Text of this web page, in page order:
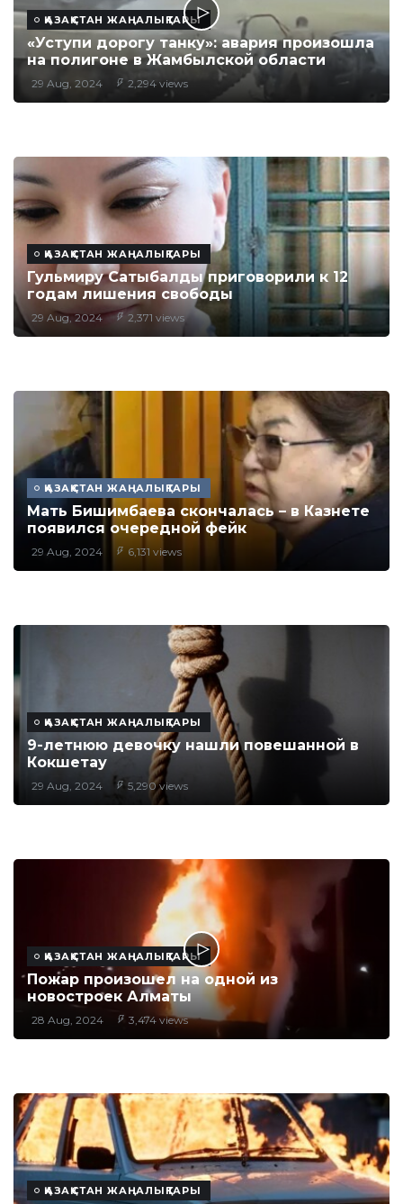
ҚАЗАҚСТАН ЖАҢАЛЫҚТАРЫ
«Уступи дорогу танку»: авария произошла
на полигоне в Жамбылской области
29 Aug, 2024 2,294 views
ҚАЗАҚСТАН ЖАҢАЛЫҚТАРЫ
Гульмиру Сатыбалды приговорили к 12
годам лишения свободы
29 Aug, 2024 2,371 views
ҚАЗАҚСТАН ЖАҢАЛЫҚТАРЫ
Мать Бишимбаева скончалась – в Казнете
появился очередной фейк
29 Aug, 2024 6,131 views
ҚАЗАҚСТАН ЖАҢАЛЫҚТАРЫ
9-летнюю девочку нашли повешанной в
Кокшетау
29 Aug, 2024 5,290 views
ҚАЗАҚСТАН ЖАҢАЛЫҚТАРЫ
Пожар произошел на одной из
новостроек Алматы
28 Aug, 2024 3,474 views
ҚАЗАҚСТАН ЖАҢАЛЫҚТАРЫ